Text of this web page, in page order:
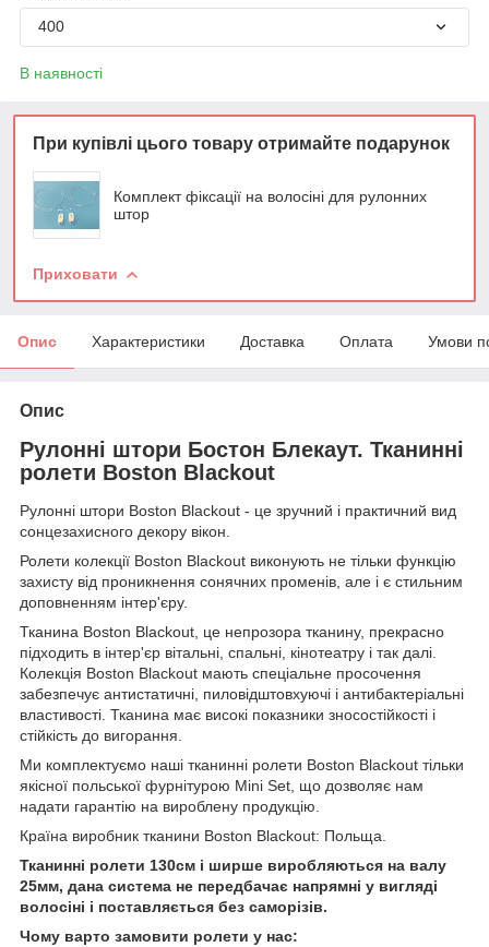
400
В наявності
При купівлі цього товару отримайте подарунок
Комплект фіксації на волосіні для рулонних
штор
Приховати
Опис Характеристики Доставка Оплата Умови
Опис
Рулонні штори Бостон Блекаут. Тканинні
ролети Boston Blackout
Рулонні штори Boston Blackout - це зручний і практичний вид
сонцезахисного декору вікон.
Ролети колекції Boston Blackout виконують не тільки функцію
захисту від проникнення сонячних променів, але і є стильним
доповненням інтер'єру.
Тканина Boston Blackout, це непрозора тканину, прекрасно
підходить в інтер'єр вітальні, спальні, кінотеатру і так далі.
Колекція Boston Blackout мають спеціальне просочення
забезпечує антистатичні, пиловідштовхуючі і антибактеріальні
властивості. Тканина має високі показники зносостійкості і
стійкість до вигорання.
Ми комплектуємо наші тканинні ролети Boston Blackout тільки
якісної польської фурнітурою Mini Set, що дозволяє нам
надати гарантію на вироблену продукцію.
Країна виробник тканини Boston Blackout: Польща.
Тканинні ролети 130см і ширше виробляються на валу
25мм, дана система не передбачає напрямні у вигляді
волосіні і поставляється без саморізів.
Чому варто замовити ролети у нас: